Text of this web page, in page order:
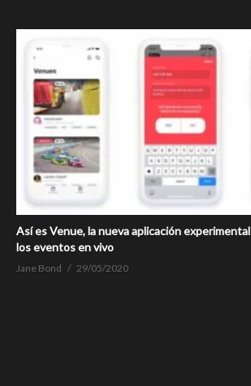
Así es Venue, la nueva aplicación
los eventos en vivo
Jane Bond 29/05/2020